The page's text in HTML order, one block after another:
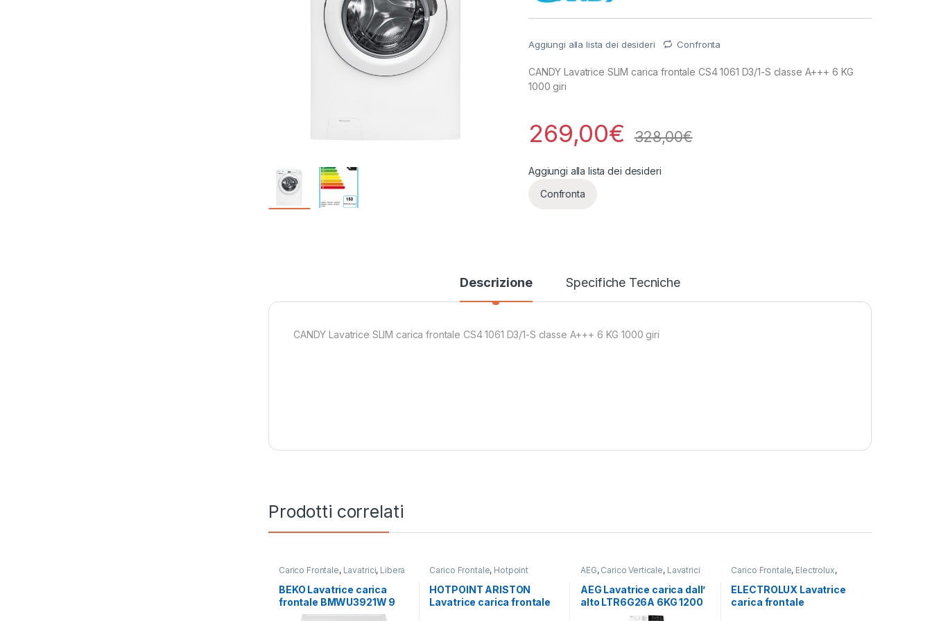
Aggiungi alla lista dei desideri Confronta
CANDY Lavatrice SLIM carica frontale CS4 1061 D3/1-S classe A+++ 6 KG
1000 giri
269,00€ 328,00€
Aggiungi alla lista dei desideri
Confronta
Descrizione Specifiche Tecniche
CANDY Lavatrice SLIM carica frontale CS4 1061 D3/1-S classe A+++ 6 KG 1000 giri
Prodotti correlati
Carico Frontale, Lavatrici, Libera
BEKO Lavatrice carica
frontale BMWU3921W 9
KG 1200 GIRI
Carico Frontale, Hotpoint
Libera
Installazione
HOTPOINT ARISTON
Lavatrice carica frontale
AEG, Carico Verticale, Lavatrici
AEG Lavatrice carica dall’
alto LTR6G26A 6KG 1200
Carico Frontale, Electrolux,
ELECTROLUX Lavatrice
carica frontale